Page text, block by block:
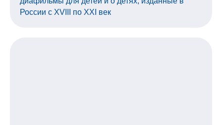
России с XVIII по XXI век